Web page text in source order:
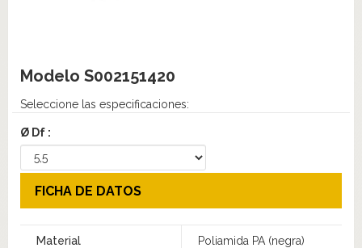
Modelo S002151420
Seleccione las especificaciones:
Ø Df :
FICHA DE DATOS
Material Poliamida PA (negra)